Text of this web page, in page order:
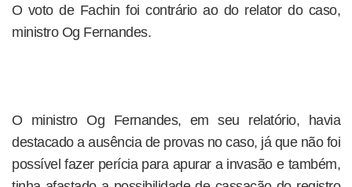
O voto de Fachin foi contrário ao do relator do caso,
ministro Og Fernandes.
O ministro Og Fernandes, em seu relatório, havia
destacado a ausência de provas no caso, já que não foi
possível fazer perícia para apurar a invasão e também,